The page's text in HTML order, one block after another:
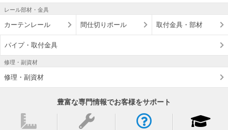
レール部材・金具
カーテンレール 間仕切りポール 取付金具・部材
パイプ・取付金具
修理・副資材
修理・副資材
豊富な専門情報でお客様をサポート